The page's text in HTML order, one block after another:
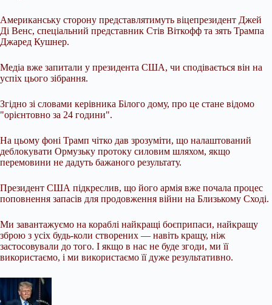
Американську сторону представлятимуть віцепрезидент Джей
Ді Венс, спеціальний представник Стів Віткофф та зять Трампа
Джаред Кушнер.
Медіа вже запитали у президента США, чи сподівається він на
успіх цього зібрання.
Згідно зі словами керівника Білого дому, про це стане відомо
"орієнтовно за 24 години".
На цьому фоні Трамп чітко дав зрозуміти, що налаштований
деблокувати Ормузьку протоку силовим шляхом, якщо
перемовини не дадуть бажаного результату.
Президент США підкреслив, що його армія вже почала процес
поповнення запасів для продовження війни на Близькому Сході.
Ми завантажуємо на кораблі найкращі боєприпаси, найкращу
зброю з усіх будь-коли створених — навіть кращу, ніж
застосовували до того. І якщо в нас не буде згоди, ми її
використаємо, і ми використаємо її дуже результативно.